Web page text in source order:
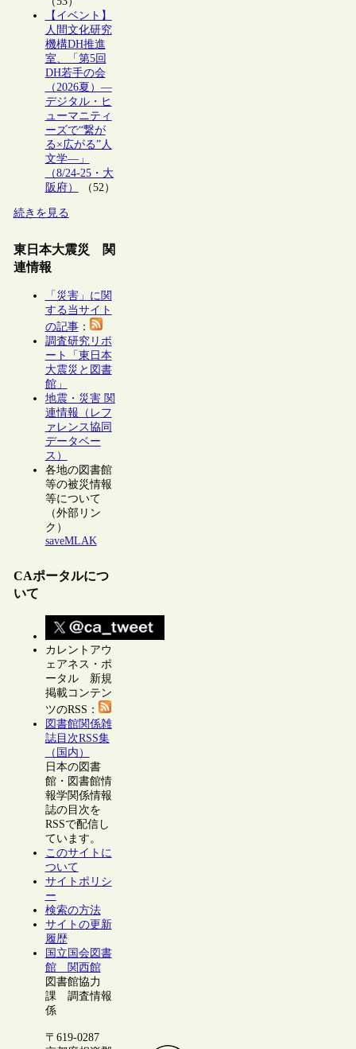
【イベント】
人間文化研究
機構DH推進
室、「第5回
DH若手の会
（2026夏）―
デジタル・ヒ
ューマニティ
ーズで“繋が
る×広がる”人
文学―」
（8/24-25・大
阪府）
（52）
続きを見る
東日本大震災 関
連情報
「災害」に関
する当サイト
の記事：
調査研究リポ
ート「東日本
大震災と図書
館」
地震・災害 関
連情報（レフ
ァレンス協同
データベー
ス）
各地の図書館
等の被災情報
等について
（外部リン
ク）
saveMLAK
CAポータルにつ
いて
カレントアウ
ェアネス・ポ
ータル 新規
掲載コンテン
ツのRSS：
図書館関係雑
誌目次RSS集
（国内）
日本の図書
館・図書館情
報学関係情報
誌の目次を
RSSで配信し
ています。
このサイトに
ついて
サイトポリシ
ー
検索の方法
サイトの更新
履歴
国立国会図書
館 関西館
図書館協力
課 調査情報
係
〒619-0287